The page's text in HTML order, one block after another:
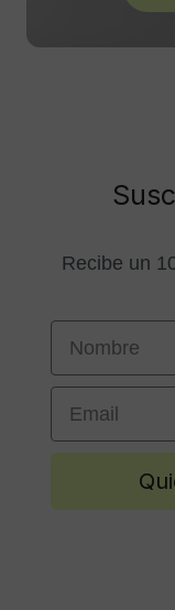
Recibe un